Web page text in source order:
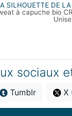
SILHOUETTE DE LA
à capuche bio
sociaux
Tumblr X